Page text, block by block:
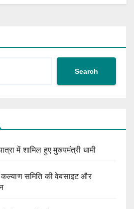
Search
में शामिल हुए मुख्यमंत्री धामी
कल्याण समिति की वेबसाइट और